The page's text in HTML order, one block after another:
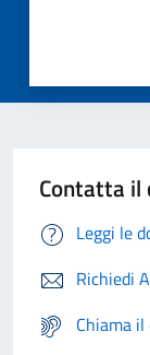
Contatta il
Leggi le
Richiedi
Chiama